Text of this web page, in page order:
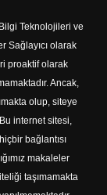
Teknolojileri ve
Sağlayıcı olarak
proaktif olarak
Ancak,
olup, siteye
internet sitesi,
bağlantısı
makaleler
taşımamakta